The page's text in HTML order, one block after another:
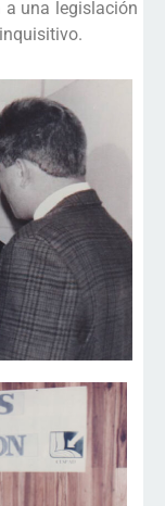
a una legislación